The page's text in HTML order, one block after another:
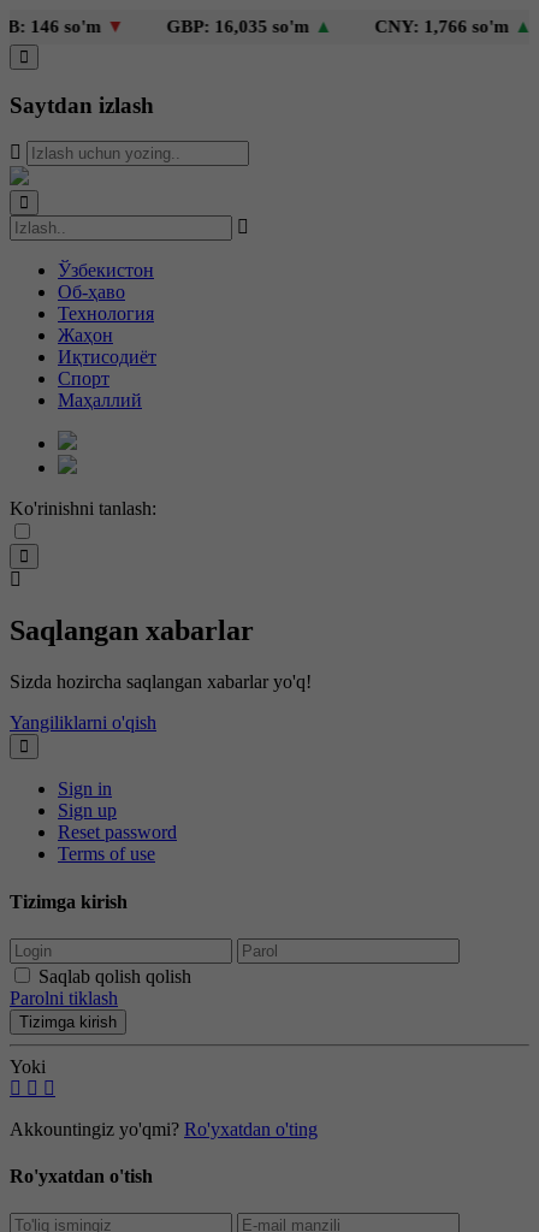
so'm▼ GBP: 16,035 so'm▲ CNY: 1,766 so'm▲
Saytdan izlash
Ўзбекистон
Об-ҳаво
Технология
Жаҳон
Иқтисодиёт
Спорт
Маҳаллий
Ko'rinishni tanlash:
Saqlangan xabarlar
Sizda hozircha saqlangan xabarlar yo'q!
Yangiliklarni o'qish
Sign in
Sign up
Reset password
Terms of use
Tizimga kirish
Saqlab qolish qolish
Parolni tiklash
Tizimga kirish
Yoki
Akkountingiz yo'qmi? Ro'yxatdan o'ting
Ro'yxatdan o'tish